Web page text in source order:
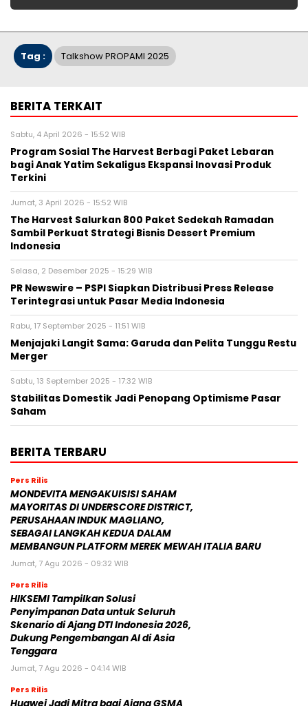
Tag : Talkshow PROPAMI 2025
BERITA TERKAIT
Sabtu, 4 April 2026 - 15:52 WIB
Program Sosial The Harvest Berbagi Paket Lebaran
bagi Anak Yatim Sekaligus Ekspansi Inovasi Produk
Terkini
Jumat, 3 April 2026 - 15:52 WIB
The Harvest Salurkan 800 Paket Sedekah Ramadan
Sambil Perkuat Strategi Bisnis Dessert Premium
Indonesia
Selasa, 2 Desember 2025 - 15:29 WIB
PR Newswire – PSPI Siapkan Distribusi Press Release
Terintegrasi untuk Pasar Media Indonesia
Rabu, 17 September 2025 - 11:51 WIB
Menjajaki Langit Sama: Garuda dan Pelita Tunggu Restu
Merger
Sabtu, 13 September 2025 - 17:32 WIB
Stabilitas Domestik Jadi Penopang Optimisme Pasar
Saham
BERITA TERBARU
Pers Rilis
MONDEVITA MENGAKUISISI SAHAM
MAYORITAS DI UNDERSCORE DISTRICT,
PERUSAHAAN INDUK MAGLIANO,
SEBAGAI LANGKAH KEDUA DALAM
MEMBANGUN PLATFORM MEREK MEWAH ITALIA BARU
Jumat, 7 Agu 2026 - 09:32 WIB
Pers Rilis
HIKSEMI Tampilkan Solusi
Penyimpanan Data untuk Seluruh
Skenario di Ajang DTI Indonesia 2026,
Dukung Pengembangan AI di Asia
Tenggara
Jumat, 7 Agu 2026 - 04:14 WIB
Pers Rilis